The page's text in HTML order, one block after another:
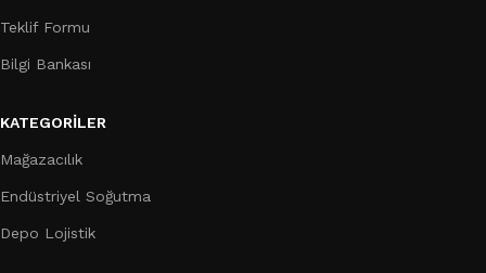
Teklif Formu
Bilgi Bankası
KATEGORILER
Mağazacılık
Endüstriyel Soğutma
Depo Lojistik